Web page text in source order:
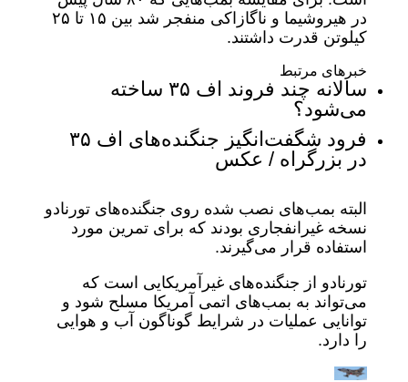
در هیروشیما و ناگازاکی منفجر شد بین ۱۵ تا ۲۵
کیلوتن قدرت داشتند.
خبرهای مرتبط
سالانه چند فروند اف ۳۵ ساخته
می‌شود؟
فرود شگفت‌انگیز جنگنده‌های اف ۳۵
در بزرگراه / عکس
البته بمب‌های نصب شده روی جنگنده‌های تورنادو
نسخه غیرانفجاری بودند که برای تمرین مورد
استفاده قرار می‌گیرند.
تورنادو از جنگنده‌های غیرآمریکایی است که
می‌تواند به بمب‌های اتمی آمریکا مسلح شود و
توانایی عملیات در شرایط گوناگون آب و هوایی
را دارد.